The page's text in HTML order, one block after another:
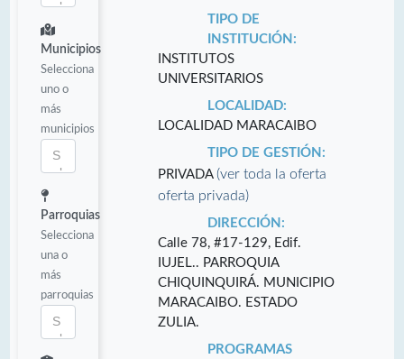
Municipios
Selecciona
uno o
más
municipios
Parroquias
Selecciona
una o
más
parroquias
TIPO DE
INSTITUCIÓN:
INSTITUTOS
UNIVERSITARIOS
LOCALIDAD:
LOCALIDAD MARACAIBO
TIPO DE GESTIÓN:
PRIVADA (ver toda la oferta
oferta privada)
DIRECCIÓN:
Calle 78, #17-129, Edif.
IUJEL.. PARROQUIA
CHIQUINQUIRÁ. MUNICIPIO
MARACAIBO. ESTADO
ZULIA.
PROGRAMAS